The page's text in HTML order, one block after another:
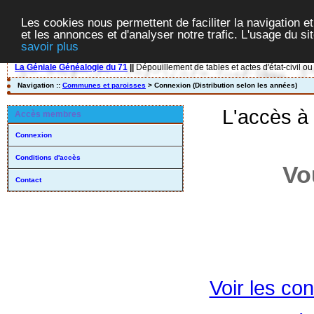
Les cookies nous permettent de faciliter la navigation
et les annonces et d'analyser notre trafic. L'usage du
savoir plus
La Géniale Généalogie du 71 Dépouillement de tables et actes d'état-civil
Navigation :: Communes et paroisses > Connexion (Distribution selon les années)
Accès membres
Connexion
Conditions d'accès
Contact
L'accès
Voir les